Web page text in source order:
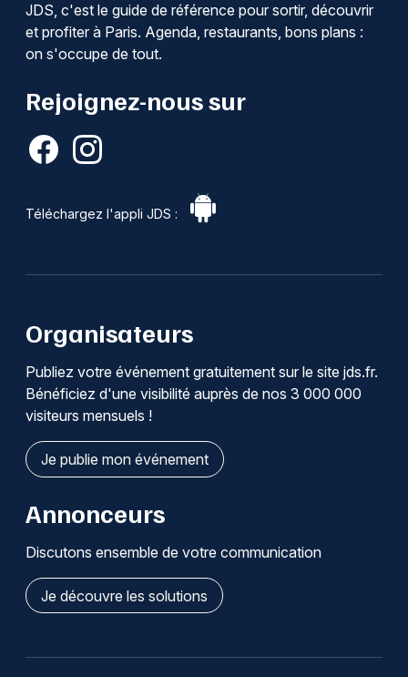
JDS, c'est le guide de référence pour sortir, découvrir
et profiter à Paris. Agenda, restaurants, bons plans :
on s'occupe de tout.
Rejoignez-nous sur
Téléchargez l'appli JDS :
Organisateurs
Publiez votre événement gratuitement sur le site jds.fr.
Bénéficiez d'une visibilité auprès de nos 3 000 000
visiteurs mensuels !
Je publie mon événement
Annonceurs
Discutons ensemble de votre communication
Je découvre les solutions